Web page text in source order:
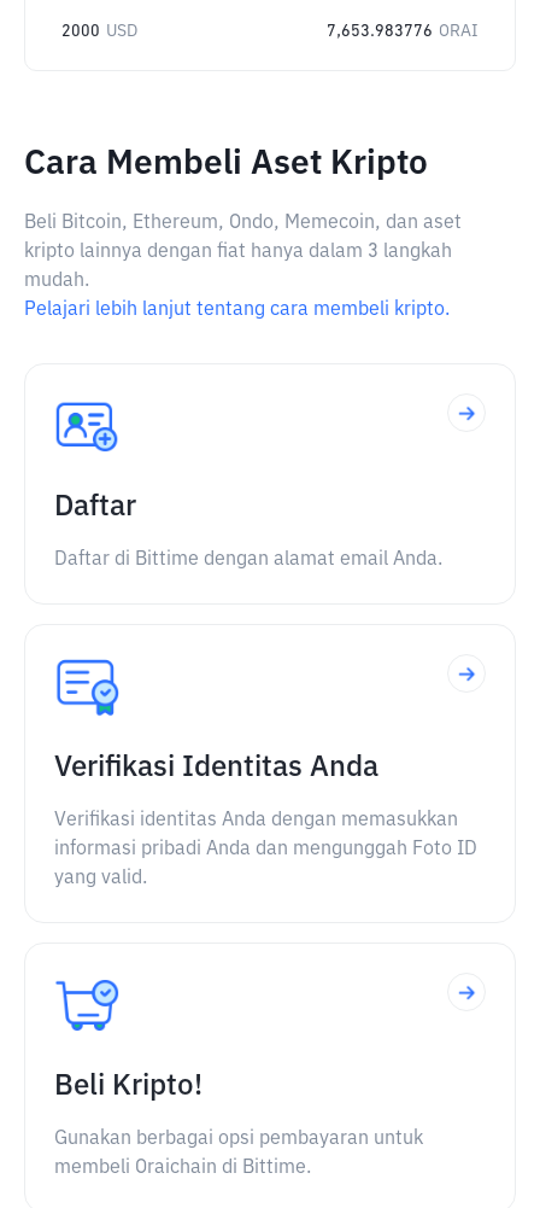
2000 USD 7,653.983776 ORAI
Cara Membeli Aset Kripto
Beli Bitcoin, Ethereum, Ondo, Memecoin, dan aset
kripto lainnya dengan fiat hanya dalam 3 langkah
mudah.
Pelajari lebih lanjut tentang cara membeli kripto.
Daftar
Daftar di Bittime dengan alamat email Anda.
Verifikasi Identitas Anda
Verifikasi identitas Anda dengan memasukkan
informasi pribadi Anda dan mengunggah Foto ID
yang valid.
Beli Kripto!
Gunakan berbagai opsi pembayaran untuk
membeli Oraichain di Bittime.